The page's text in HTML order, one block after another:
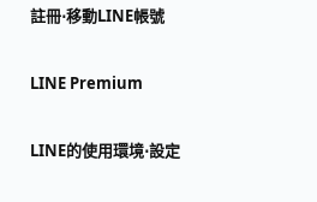
註冊⋅移動LINE帳號
LINE Premium
LINE的使用環境⋅設定